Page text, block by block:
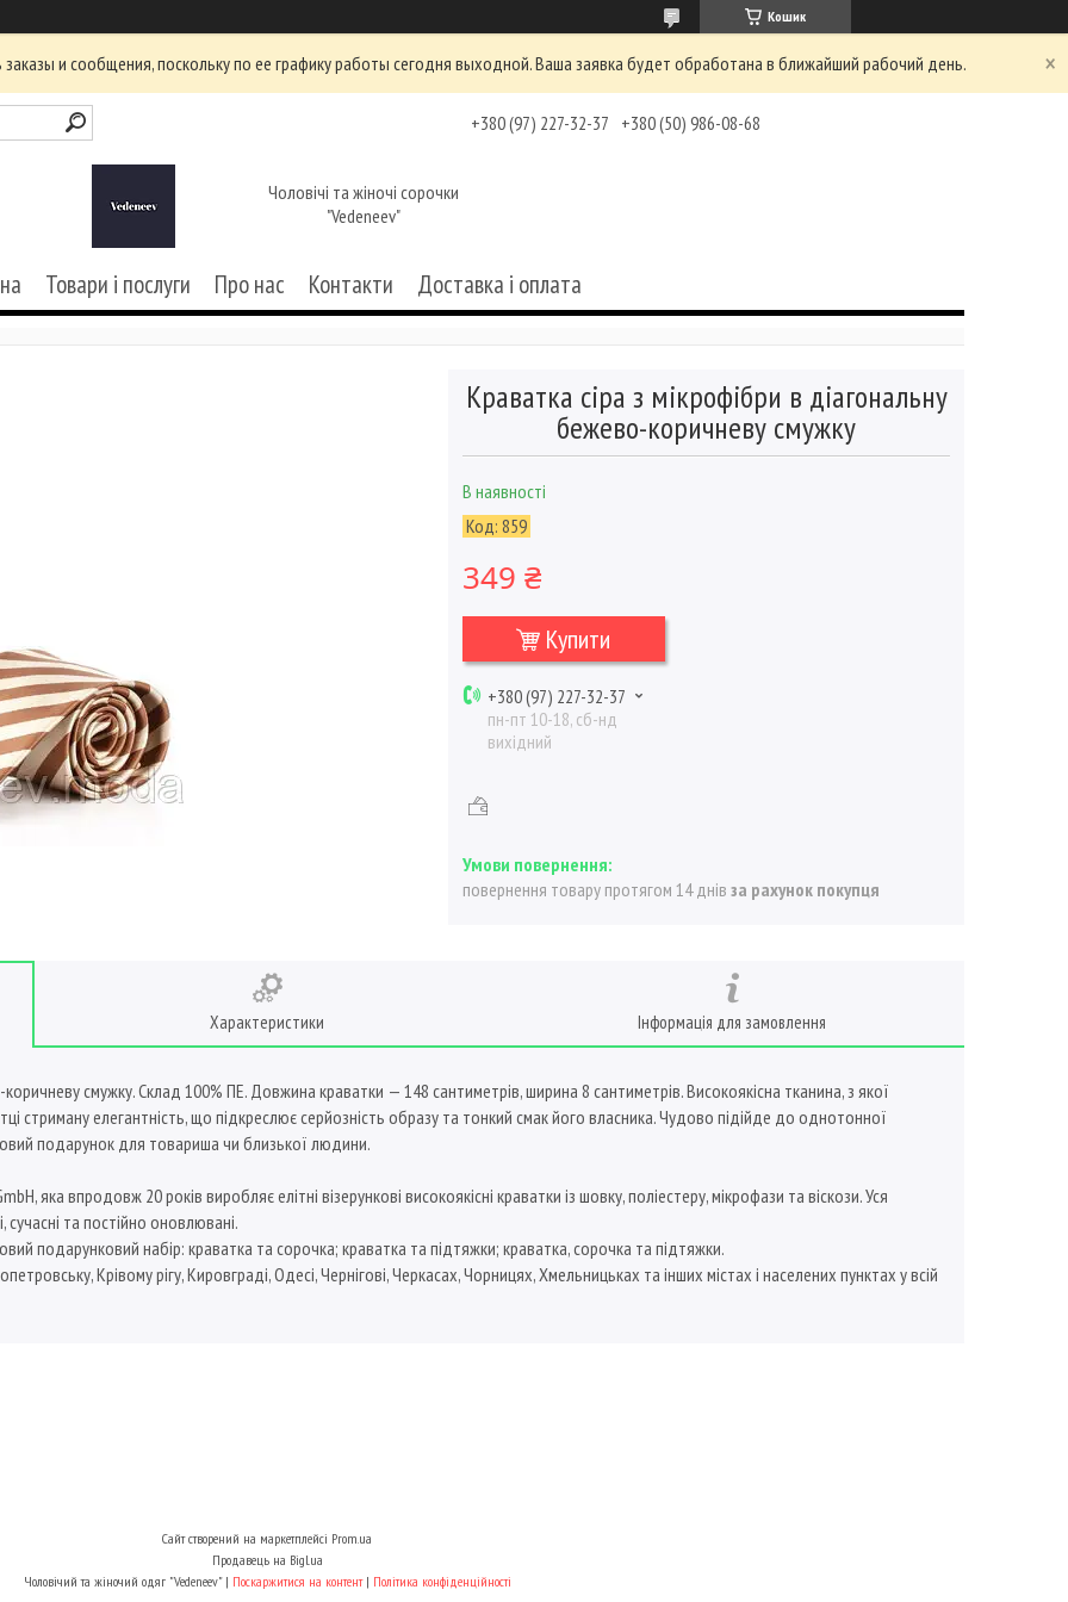
Кошик
и сообщения, поскольку по ее графику работы сегодня выходной. Ваша заявка будет обработана в ближайший рабочий день.
+380 (97) 227-32-37 +380 (50) 986-08-68
Чоловічі та жіночі сорочки
"Vedeneev"
Товари і послуги Про нас Контакти Доставка і оплата
Краватка сіра з мікрофібри в діагональну
бежево-коричневу смужку
В наявності
Код: 859
349 ₴
Купити
+380 (97) 227-32-37
пн-пт 10-18, сб-нд
вихідний
повернення товару протягом 14 днів за рахунок покупця
Характеристики Інформація для замовлення
смужку. Склад 100% ПЕ. Довжина краватки — 148 сантиметрів, ширина 8 сантиметрів. Високоякісна тканина, з якої
стриману елегантність, що підкреслює серйозність образу та тонкий смак його власника. Чудово підійде до однотонної
подарунок для товариша чи близької людини.
яка впродовж 20 років виробляє елітні візерункові високоякісні краватки із шовку, поліестеру, мікрофази та віскози. Уся
сучасні та постійно оновлювані.
подарунковий набір: краватка та сорочка; краватка та підтяжки; краватка, сорочка та підтяжки.
Крівому рігу, Кировграді, Одесі, Чернігові, Черкасах, Чорницях, Хмельницьках та інших містах і населених пунктах у всій
Сайт створений на маркетплейсі Prom.ua
Продавець на Bigl.ua
Чоловічий та жіночий одяг "Vedeneev" | Поскаржитися на контент | Політика конфіденційності